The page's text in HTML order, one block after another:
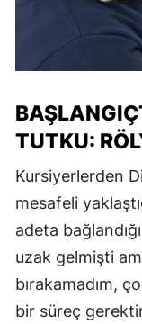
TUTKU:
Kursiyerlerden
mesafeli
adeta
uzak gelmişti
bırakamadım,
bir süreç